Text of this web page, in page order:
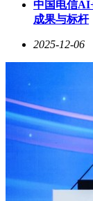
这些案例表明，
索转化效率的核
报告指出，新搜
运营体系。数据
流量获取效率较
荐中的应用深化
实现搜索价值的
中国电信
成果与标杆
2025-12-06